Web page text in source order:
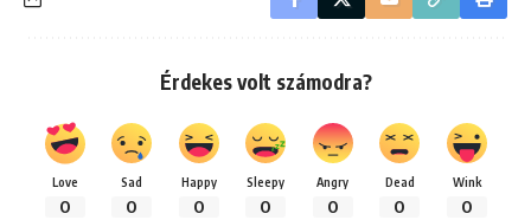
Érdekes volt számodra?
Love
0
Sad
0
Happy
0
Sleepy
0
Angry
0
Dead
0
Wink
0